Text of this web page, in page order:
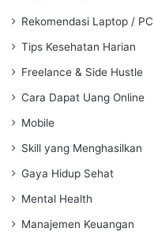
Rekomendasi Laptop / PC
Tips Kesehatan Harian
Freelance & Side Hustle
Cara Dapat Uang Online
Mobile
Skill yang Menghasilkan
Gaya Hidup Sehat
Mental Health
Manajemen Keuangan